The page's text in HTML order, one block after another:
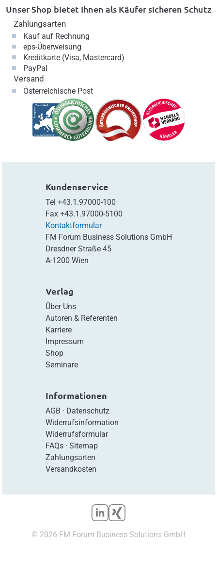
Unser Shop bietet Ihnen als Käufer sicheren Schutz
Zahlungsarten
Kauf auf Rechnung
eps-Überweisung
Kreditkarte (Visa, Mastercard)
PayPal
Versand
Österreichische Post
Kundenservice
Tel +43.1.97000-100
Fax +43.1.97000-5100
Kontaktformular
FM Forum Business Solutions GmbH
Dresdner Straße 45
A-1200 Wien
Verlag
Über Uns
Autoren & Referenten
Karriere
Impressum
Shop
Seminare
Informationen
AGB · Datenschutz
Widerrufsinformation
Widerrufsformular
FAQs· Sitemap
Zahlungsarten
Versandkosten
© 2026 FM Forum Business Solutions GmbH